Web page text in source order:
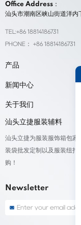
Office Address：
汕头市潮南区峡山街道洋内
TEL:+86 18814186731
PHONE： +86 18814186731
产品
新闻中心
关于我们
汕头立捷服装辅料
汕头立捷为服装服饰箱包家
装袋批发定制以及服装纽扣
购！
Newsletter